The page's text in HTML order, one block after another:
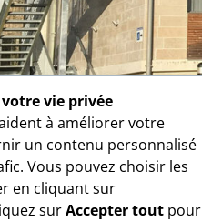
vie privée
à améliorer votre
un contenu personnalisé
Vous pouvez choisir les
en cliquant sur
surAccepter tout pour